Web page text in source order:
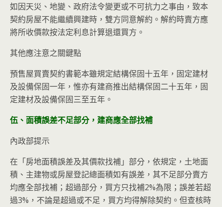
如因天災、地變、政府法令變更或不可抗力之事由，致本
契約房屋不能繼續興建時，雙方同意解約。解約時賣方應
將所收價款按法定利息計算退還買方。
其他應注意之關鍵點
預售屋買賣契約書範本雖規定結構保固十五年，固定建材
及設備保固一年，惟亦有建商推出結構保固二十五年，固
定建材及設備保固三至五年。
伍、面積誤差不足部分，建商應全部找補
內政部提示
在「房地面積誤差及其價款找補」部分，依規定，土地面
積、主建物或房屋登記總面積如有誤差，其不足部分賣方
均應全部找補；超過部分，買方只找補2%為限；誤差若超
過3%，不論是超過或不足，買方均得解除契約。但查核時